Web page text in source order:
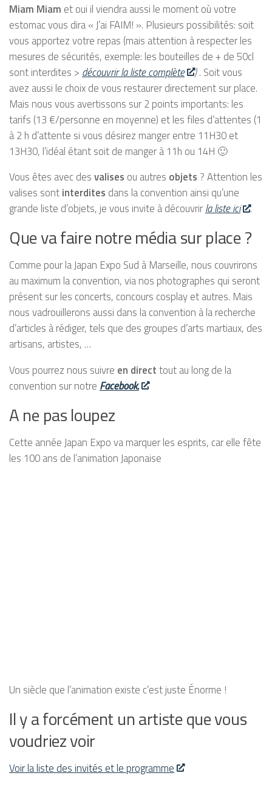
Miam Miam et oui il viendra aussi le moment où votre
estomac vous dira « J’ai FAIM! ». Plusieurs possibilités: soit
vous apportez votre repas (mais attention à respecter les
mesures de sécurités, exemple: les bouteilles de + de 50cl
sont interdites > découvrir la liste complète ). Soit vous
avez aussi le choix de vous restaurer directement sur place.
Mais nous vous avertissons sur 2 points importants: les
tarifs (13 €/personne en moyenne) et les files d’attentes (1
à 2 h d’attente si vous désirez manger entre 11H30 et
13H30, l’idéal étant soit de manger à 11h ou 14H 🙂
Vous êtes avec des valises ou autres objets ? Attention les
valises sont interdites dans la convention ainsi qu’une
grande liste d’objets, je vous invite à découvrir la liste ici .
Que va faire notre média sur place ?
Comme pour la Japan Expo Sud à Marseille, nous couvrirons
au maximum la convention, via nos photographes qui seront
présent sur les concerts, concours cosplay et autres. Mais
nous vadrouillerons aussi dans la convention à la recherche
d’articles à rédiger, tels que des groupes d’arts martiaux, des
artisans, artistes, …
Vous pourrez nous suivre en direct tout au long de la
convention sur notre Facebook.
A ne pas loupez
Cette année Japan Expo va marquer les esprits, car elle fête
les 100 ans de l’animation Japonaise
Un siècle que l’animation existe c’est juste Énorme !
Il y a forcément un artiste que vous
voudriez voir
Voir la liste des invités et le programme